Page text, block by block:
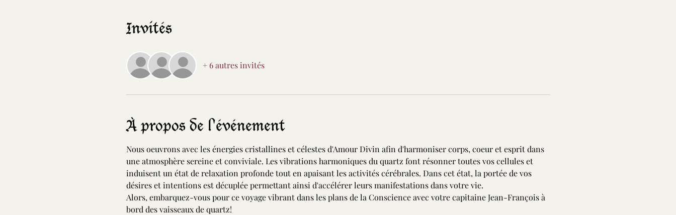
Invités
+ 6 autres invités
À propos de l'événement
Nous oeuvrons avec les énergies cristallines et célestes d'Amour Divin afin d'harmoniser corps, coeur et esprit dans
une atmosphère sereine et conviviale. Les vibrations harmoniques du quartz font résonner toutes vos cellules et
induisent un état de relaxation profonde tout en apaisant les activités cérébrales. Dans cet état, la portée de vos
désires et intentions est décuplée permettant ainsi d'accélérer leurs manifestations dans votre vie.
Alors, embarquez-vous pour ce voyage vibrant dans les plans de la Conscience avec votre capitaine Jean-François à
bord des vaisseaux de quartz!